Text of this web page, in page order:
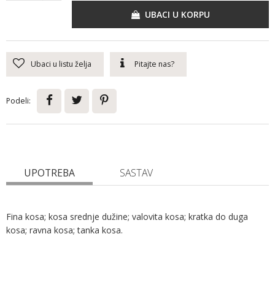
UBACI U KORPU
Ubaci u listu želja Pitajte nas?
Podeli:
UPOTREBA SASTAV
Fina kosa; kosa srednje dužine; valovita kosa; kratka do duga
kosa; ravna kosa; tanka kosa.